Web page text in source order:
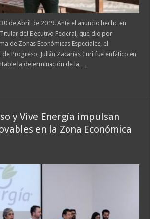
de Abril de 2019. Ante el anuncio hecho en
del Ejecutivo Federal, que dio por
de Zonas Económicas Especiales, el
Progreso, Julián Zacarías Curi fue enfático en
la determinación de la …
y Vive Energía impulsan
en la Zona Económica